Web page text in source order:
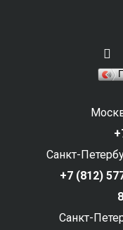
Санкт-
+7 (812)
Санкт-